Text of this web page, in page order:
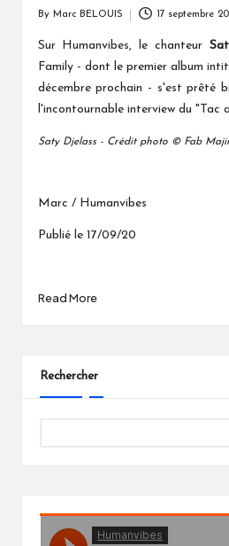
by
By Marc BELOUIS 17 septembre
Sur Humanvibes, le chanteur
Family - dont le premier album
décembre prochain - s'est prêté
l'incontournable interview du "Tac
Saty Djelass - Crédit photo © Fab
Marc / Humanvibes
Publié le 17/09/20
Read More
Rechercher